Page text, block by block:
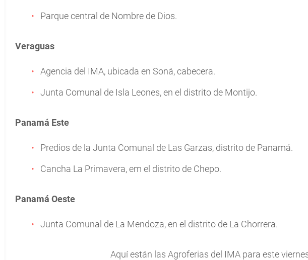
Parque central de Nombre de Dios.
Veraguas
Agencia del IMA, ubicada en Soná, cabecera.
Junta Comunal de Isla Leones, en el distrito de Montijo.
Panamá Este
Predios de la Junta Comunal de Las Garzas, distrito de Panamá.
Cancha La Primavera, em el distrito de Chepo.
Panamá Oeste
Junta Comunal de La Mendoza, en el distrito de La Chorrera.
Aquí están las Agroferias del IMA para este